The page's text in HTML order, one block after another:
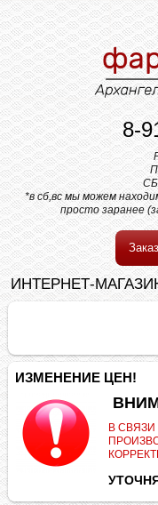
8-
*в сб,вс мы можем
просто заранее
ИНТЕРНЕТ-
ИЗМЕНЕНИЕ ЦЕН!
В